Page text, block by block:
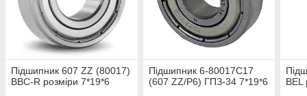
Підшипник 607 ZZ (80017)
BBC-R розміри 7*19*6
Підшипник 6-80017С17
(607 ZZ/P6) ГПЗ-34 7*19*6
BEL